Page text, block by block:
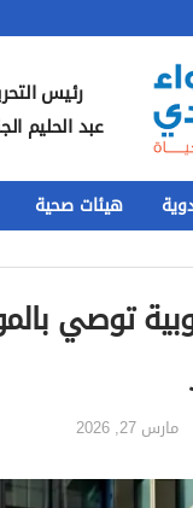
رئيس
عبد الحليم
هيئات صحية
مارس 27, 2026